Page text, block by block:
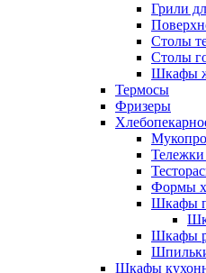
Грили
Столы
Столы
Шкафы
Термосы
Фризеры
Формы
Шкафы
Шкафы
Шкафы